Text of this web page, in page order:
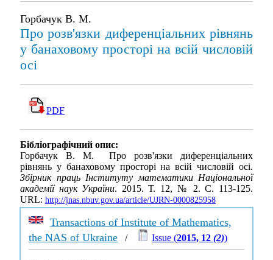
Горбачук В. М.
Про розв'язки диференціальних рівнянь
у банаховому просторі на всій числовій
осі
PDF
Бібліографічний опис:
Горбачук В. М. Про розв'язки диференціальних
рівнянь у банаховому просторі на всій числовій осі.
Збірник праць Інституту математики Національної
академії наук України. 2015. Т. 12, № 2. С. 113-125.
URL: http://jnas.nbuv.gov.ua/article/UJRN-0000825958
Transactions of Institute of Mathematics,
the NAS of Ukraine / Issue (2015, 12(2))